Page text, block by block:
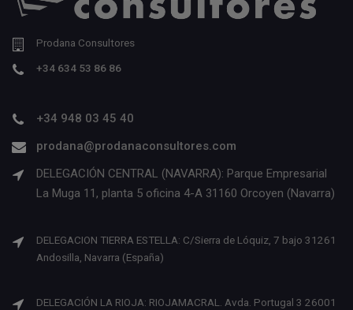
Prodana Consultores
+34 634 53 86 86
+34 948 03 45 40
prodana@prodanaconsultores.com
DELEGACIÓN CENTRAL (NAVARRA): Parque Empresarial
La Muga 11, planta 5 oficina 4-A 31160 Orcoyen (Navarra)
DELEGACION TIERRA ESTELLA: C/Sierra de Lóquiz, 7 bajo 31261
Andosilla, Navarra (España)
DELEGACIÓN LA RIOJA: RIOJAMACRAL. Avda. Portugal 3 26001